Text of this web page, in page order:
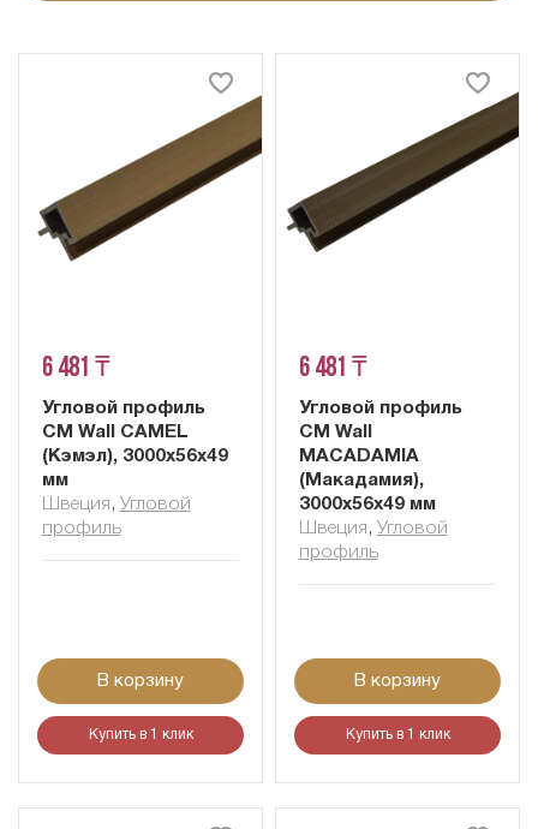
6 481 ₸
Угловой профиль
CM Wall CAMEL
(Кэмэл), 3000х56х49
мм
Швеция , Угловой
профиль
В корзину
Купить в 1 клик
6 481 ₸
Угловой профиль
CM Wall
MACADAMIA
(Макадамия),
3000х56х49 мм
Швеция , Угловой
профиль
В корзину
Купить в 1 клик